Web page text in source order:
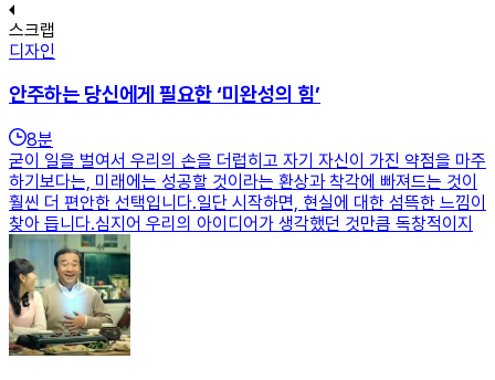
스크랩
디자인
안주하는 당신에게 필요한 ‘미완성의 힘’
8분
굳이 일을 벌여서 우리의 손을 더럽히고 자기 자신이 가진 약점을 마주
하기보다는, 미래에는 성공할 것이라는 환상과 착각에 빠져드는 것이
훨씬 더 편안한 선택입니다.일단 시작하면, 현실에 대한 섬뜩한 느낌이
찾아 듭니다.심지어 우리의 아이디어가 생각했던 것만큼 독창적이지